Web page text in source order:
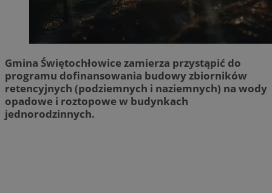
Gmina Świętochłowice zamierza przystąpić do
programu dofinansowania budowy zbiorników
retencyjnych (podziemnych i naziemnych) na wody
opadowe i roztopowe w budynkach
jednorodzinnych.